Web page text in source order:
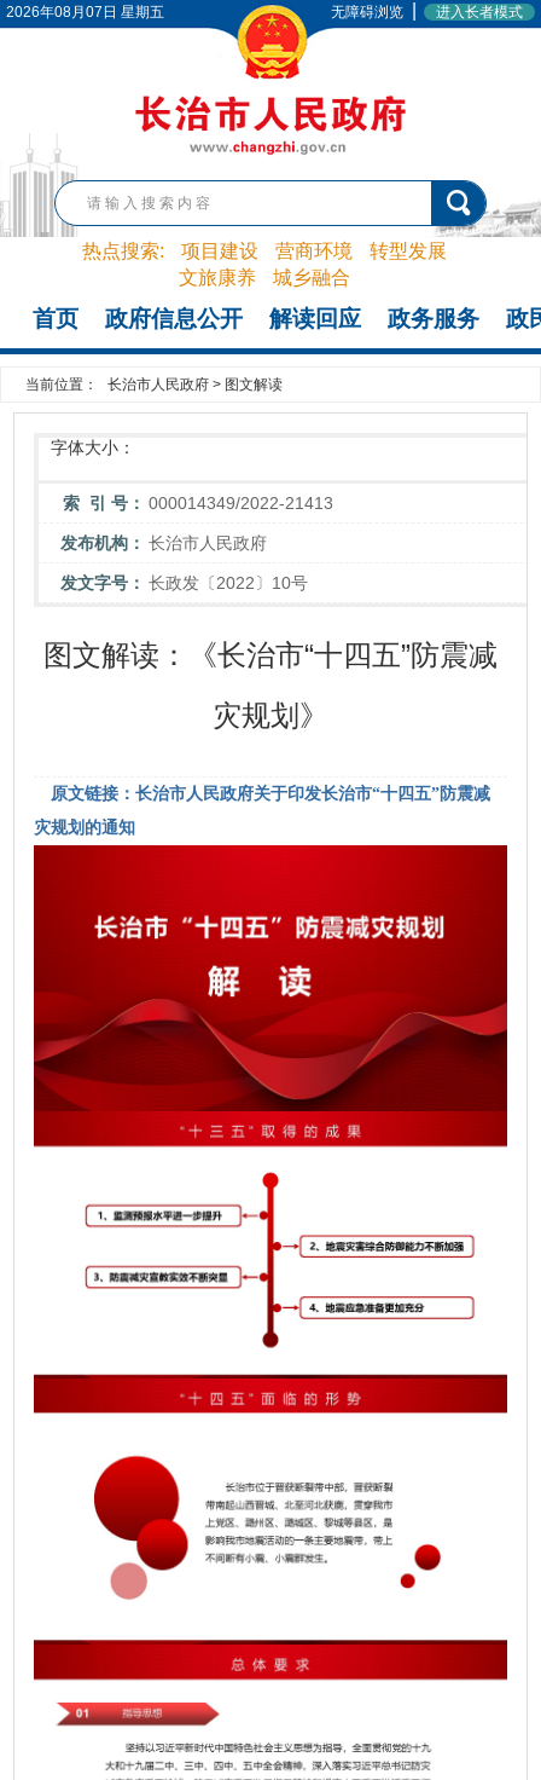
2026年08月07日 星期五 无障碍浏览 进入长者模式
热点搜索: 项目建设 营商环境
转型发展
文旅康养
城乡融合
首页 政府信息公开 解读回应 政务服务 政
当前位置： 长治市人民政府 > 图文解读
字体大小：
索 引 号： 000014349/2022-21413
发布机构： 长治市人民政府
发文字号： 长政发〔2022〕10号
图文解读：《长治市“十四五”防震减
灾规划》
原文链接：长治市人民政府关于印发长治市“十四五”防震减
灾规划的通知